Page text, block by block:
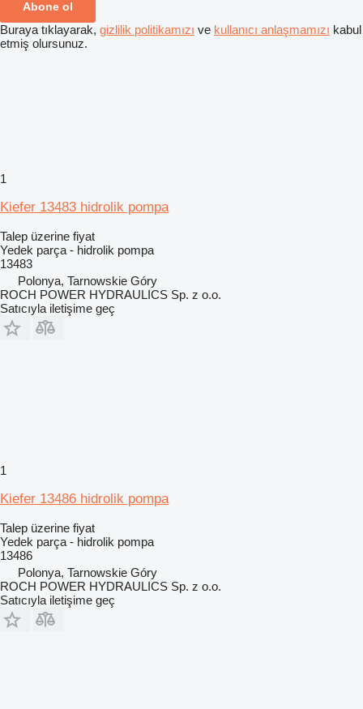
Abone ol
Buraya tıklayarak, gizlilik politikamızı ve kullanıcı anlaşmamızı kabul
etmiş olursunuz.
1
Kiefer 13483 hidrolik pompa
Talep üzerine fiyat
Yedek parça - hidrolik pompa
13483
Polonya, Tarnowskie Góry
ROCH POWER HYDRAULICS Sp. z o.o.
Satıcıyla iletişime geç
1
Kiefer 13486 hidrolik pompa
Talep üzerine fiyat
Yedek parça - hidrolik pompa
13486
Polonya, Tarnowskie Góry
ROCH POWER HYDRAULICS Sp. z o.o.
Satıcıyla iletişime geç